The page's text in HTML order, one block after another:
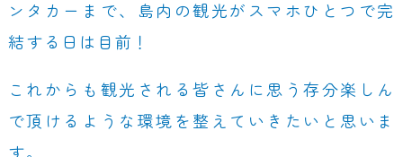
ンタカーまで、島内の観光がスマホひとつで完
結する日は目前！
これからも観光される皆さんに思う存分楽しん
で頂けるような環境を整えていきたいと思いま
す。